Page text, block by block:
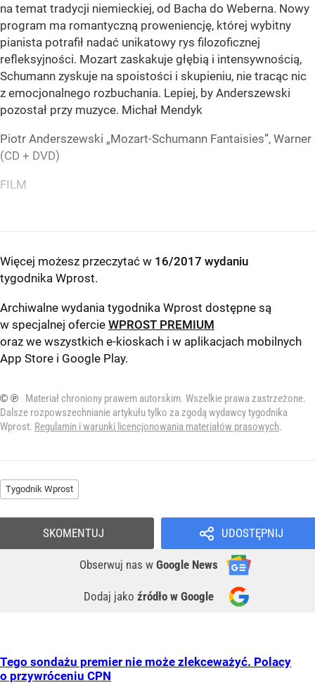
na temat tradycji niemieckiej, od Bacha do Weberna. Nowy
program ma romantyczną proweniencję, której wybitny
pianista potrafił nadać unikatowy rys filozoficznej
refleksyjności. Mozart zaskakuje głębią i intensywnością,
Schumann zyskuje na spoistości i skupieniu, nie tracąc nic
z emocjonalnego rozbuchania. Lepiej, by Anderszewski
pozostał przy muzyce. Michał Mendyk
Piotr Anderszewski „Mozart-Schumann Fantaisies”, Warner
(CD + DVD)
FILM
Więcej możesz przeczytać w 16/2017 wydaniu
tygodnika Wprost.
Archiwalne wydania tygodnika Wprost dostępne są
w specjalnej ofercie WPROST PREMIUM
oraz we wszystkich e-kioskach i w aplikacjach mobilnych
App Store i Google Play.
© ℗
Materiał chroniony prawem autorskim. Wszelkie prawa zastrzeżone.
Dalsze rozpowszechnianie artykułu tylko za zgodą wydawcy tygodnika
Wprost. Regulamin i warunki licencjonowania materiałów prasowych.
Tygodnik Wprost
UDOSTĘPNIJ
Obserwuj nas w Google News
Dodaj jako źródło w Google
SKOMENTUJ
Tego sondażu premier nie może zlekceważyć. Polacy
o przywróceniu CPN